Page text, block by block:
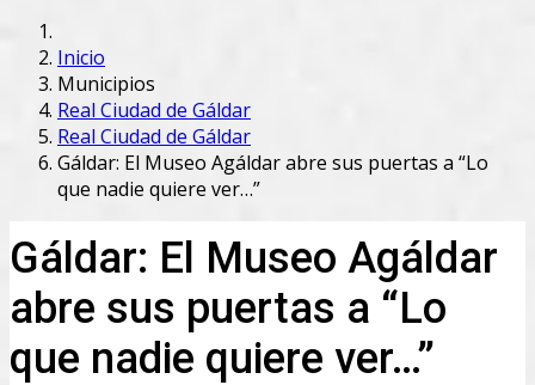
Inicio
Municipios
Real Ciudad de Gáldar
Real Ciudad de Gáldar
Gáldar: El Museo Agáldar abre sus puertas a “Lo
que nadie quiere ver…”
Gáldar: El Museo Agáldar
abre sus puertas a “Lo
que nadie quiere ver…”